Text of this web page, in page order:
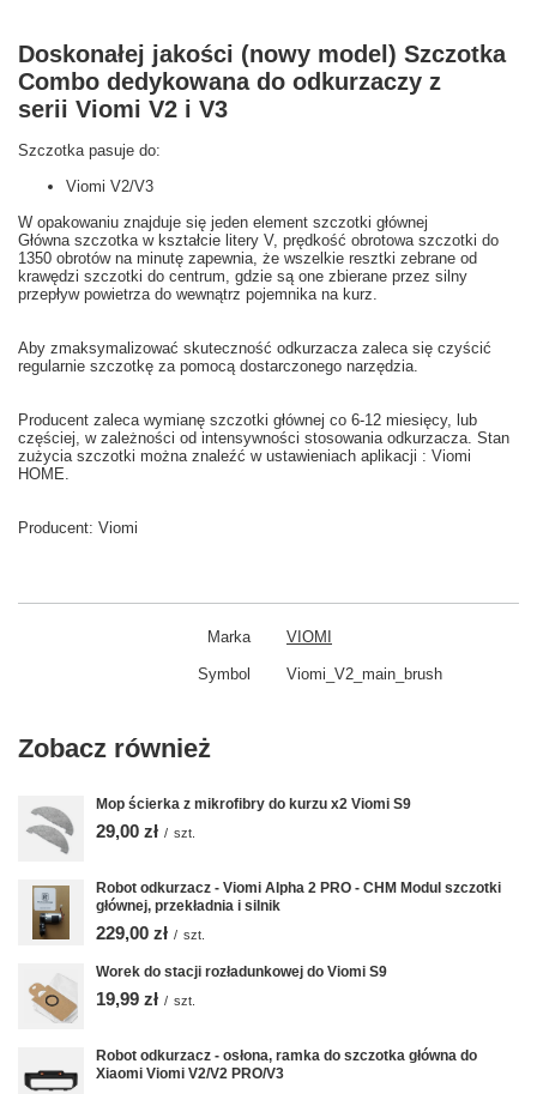
Doskonałej jakości (nowy model) Szczotka
Combo dedykowana do odkurzaczy z
serii Viomi V2 i V3
Szczotka pasuje do:
Viomi V2/V3
W opakowaniu znajduje się jeden element szczotki głównej
Główna szczotka w kształcie litery V, prędkość obrotowa szczotki do
1350 obrotów na minutę zapewnia, że wszelkie resztki zebrane od
krawędzi szczotki do centrum, gdzie są one zbierane przez silny
przepływ powietrza do wewnątrz pojemnika na kurz.
Aby zmaksymalizować skuteczność odkurzacza zaleca się czyścić
regularnie szczotkę za pomocą dostarczonego narzędzia.
Producent zaleca wymianę szczotki głównej co 6-12 miesięcy, lub
częściej, w zależności od intensywności stosowania odkurzacza. Stan
zużycia szczotki można znaleźć w ustawieniach aplikacji : Viomi
HOME.
Producent: Viomi
Marka VIOMI
Symbol Viomi_V2_main_brush
Zobacz również
Mop ścierka z mikrofibry do kurzu x2 Viomi S9
29,00 zł / szt.
Robot odkurzacz - Viomi Alpha 2 PRO - CHM Modul szczotki
głównej, przekładnia i silnik
229,00 zł / szt.
Worek do stacji rozładunkowej do Viomi S9
19,99 zł / szt.
Robot odkurzacz - osłona, ramka do szczotka główna do
Xiaomi Viomi V2/V2 PRO/V3